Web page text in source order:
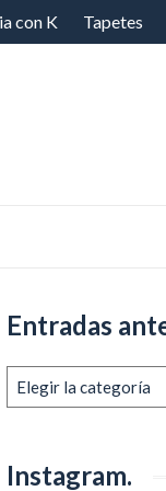
con K Tapetes
Entradas
anteriores
Instagram.